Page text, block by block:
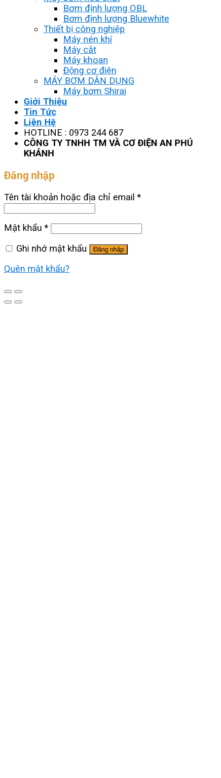
Bơm định lượng OBL
Bơm định lượng Bluewhite
Thiết bị công nghiệp
Máy nén khí
Máy cắt
Máy khoan
Động cơ điện
MÁY BƠM DÂN DỤNG
Máy bơm Shirai
Giới Thiệu
Tin Tức
Liên Hệ
HOTLINE : 0973 244 687
CÔNG TY TNHH TM VÀ CƠ ĐIỆN AN PHÚ
KHÁNH
Đăng nhập
Tên tài khoản hoặc địa chỉ email *
Mật khẩu *
Ghi nhớ mật khẩu
Đăng nhập
Quên mật khẩu?